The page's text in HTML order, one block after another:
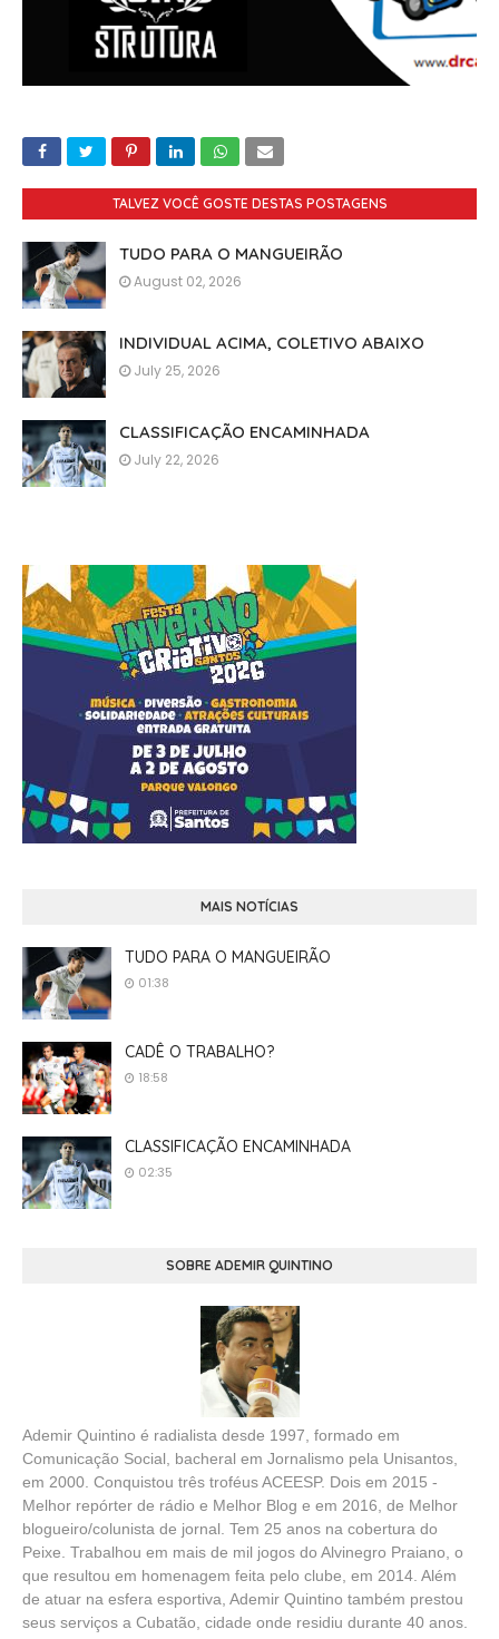
TALVEZ VOCÊ GOSTE DESTAS POSTAGENS
TUDO PARA O MANGUEIRÃO
August 02, 2026
INDIVIDUAL ACIMA, COLETIVO ABAIXO
July 25, 2026
CLASSIFICAÇÃO ENCAMINHADA
July 22, 2026
MAIS NOTÍCIAS
TUDO PARA O MANGUEIRÃO
01:38
CADÊ O TRABALHO?
18:58
CLASSIFICAÇÃO ENCAMINHADA
02:35
SOBRE ADEMIR QUINTINO
Ademir Quintino é radialista desde 1997, formado em
Comunicação Social, bacheral em Jornalismo pela Unisantos,
em 2000. Conquistou três troféus ACEESP. Dois em 2015 -
Melhor repórter de rádio e Melhor Blog e em 2016, de Melhor
blogueiro/colunista de jornal. Tem 25 anos na cobertura do
Peixe. Trabalhou em mais de mil jogos do Alvinegro Praiano, o
que resultou em homenagem feita pelo clube, em 2014. Além
de atuar na esfera esportiva, Ademir Quintino também prestou
seus serviços a Cubatão, cidade onde residiu durante 40 anos.